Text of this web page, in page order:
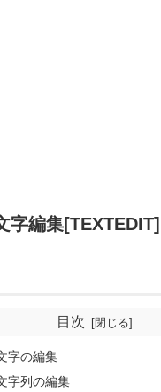
字編集[TEXTEDIT]
目次
字の編集
字列の編集